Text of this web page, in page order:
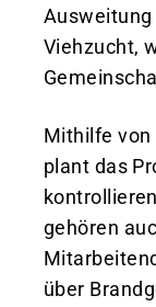
Viehzucht,
Mithilfe von
plant das
gehören
über